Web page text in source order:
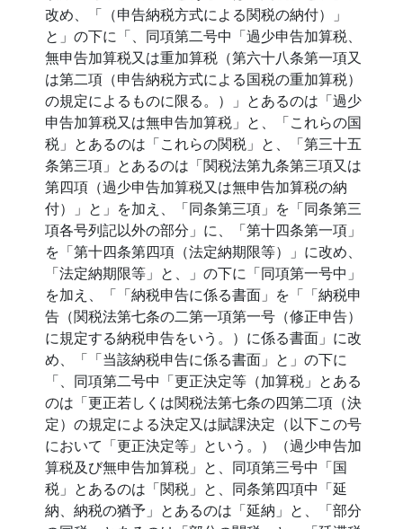
改め、「（申告納税方式による関税の納付）」
と」の下に「、同項第二号中「過少申告加算税、
無申告加算税又は重加算税（第六十八条第一項又
は第二項（申告納税方式による国税の重加算税）
の規定によるものに限る。）」とあるのは「過少
申告加算税又は無申告加算税」と、「これらの国
税」とあるのは「これらの関税」と、「第三十五
条第三項」とあるのは「関税法第九条第三項又は
第四項（過少申告加算税又は無申告加算税の納
付）」と」を加え、「同条第三項」を「同条第三
項各号列記以外の部分」に、「第十四条第一項」
を「第十四条第四項（法定納期限等）」に改め、
「法定納期限等」と、」の下に「同項第一号中」
を加え、「「納税申告に係る書面」を「「納税申
告（関税法第七条の二第一項第一号（修正申告）
に規定する納税申告をいう。）に係る書面」に改
め、「「当該納税申告に係る書面」と」の下に
「、同項第二号中「更正決定等（加算税」とある
のは「更正若しくは関税法第七条の四第二項（決
定）の規定による決定又は賦課決定（以下この号
において「更正決定等」という。）（過少申告加
算税及び無申告加算税」と、同項第三号中「国
税」とあるのは「関税」と、同条第四項中「延
納、納税の猶予」とあるのは「延納」と、「部分